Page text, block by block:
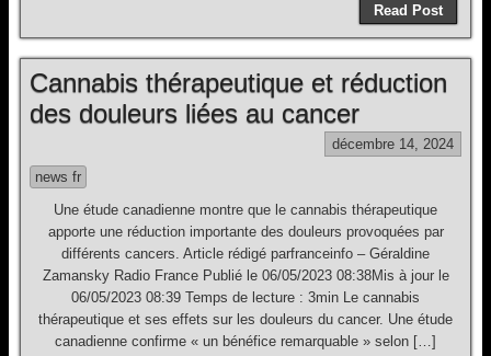
Read Post
Cannabis thérapeutique et réduction
des douleurs liées au cancer
décembre 14, 2024
news fr
Une étude canadienne montre que le cannabis thérapeutique
apporte une réduction importante des douleurs provoquées par
différents cancers. Article rédigé parfranceinfo – Géraldine
Zamansky Radio France Publié le 06/05/2023 08:38Mis à jour le
06/05/2023 08:39 Temps de lecture : 3min Le cannabis
thérapeutique et ses effets sur les douleurs du cancer. Une étude
canadienne confirme « un bénéfice remarquable » selon […]